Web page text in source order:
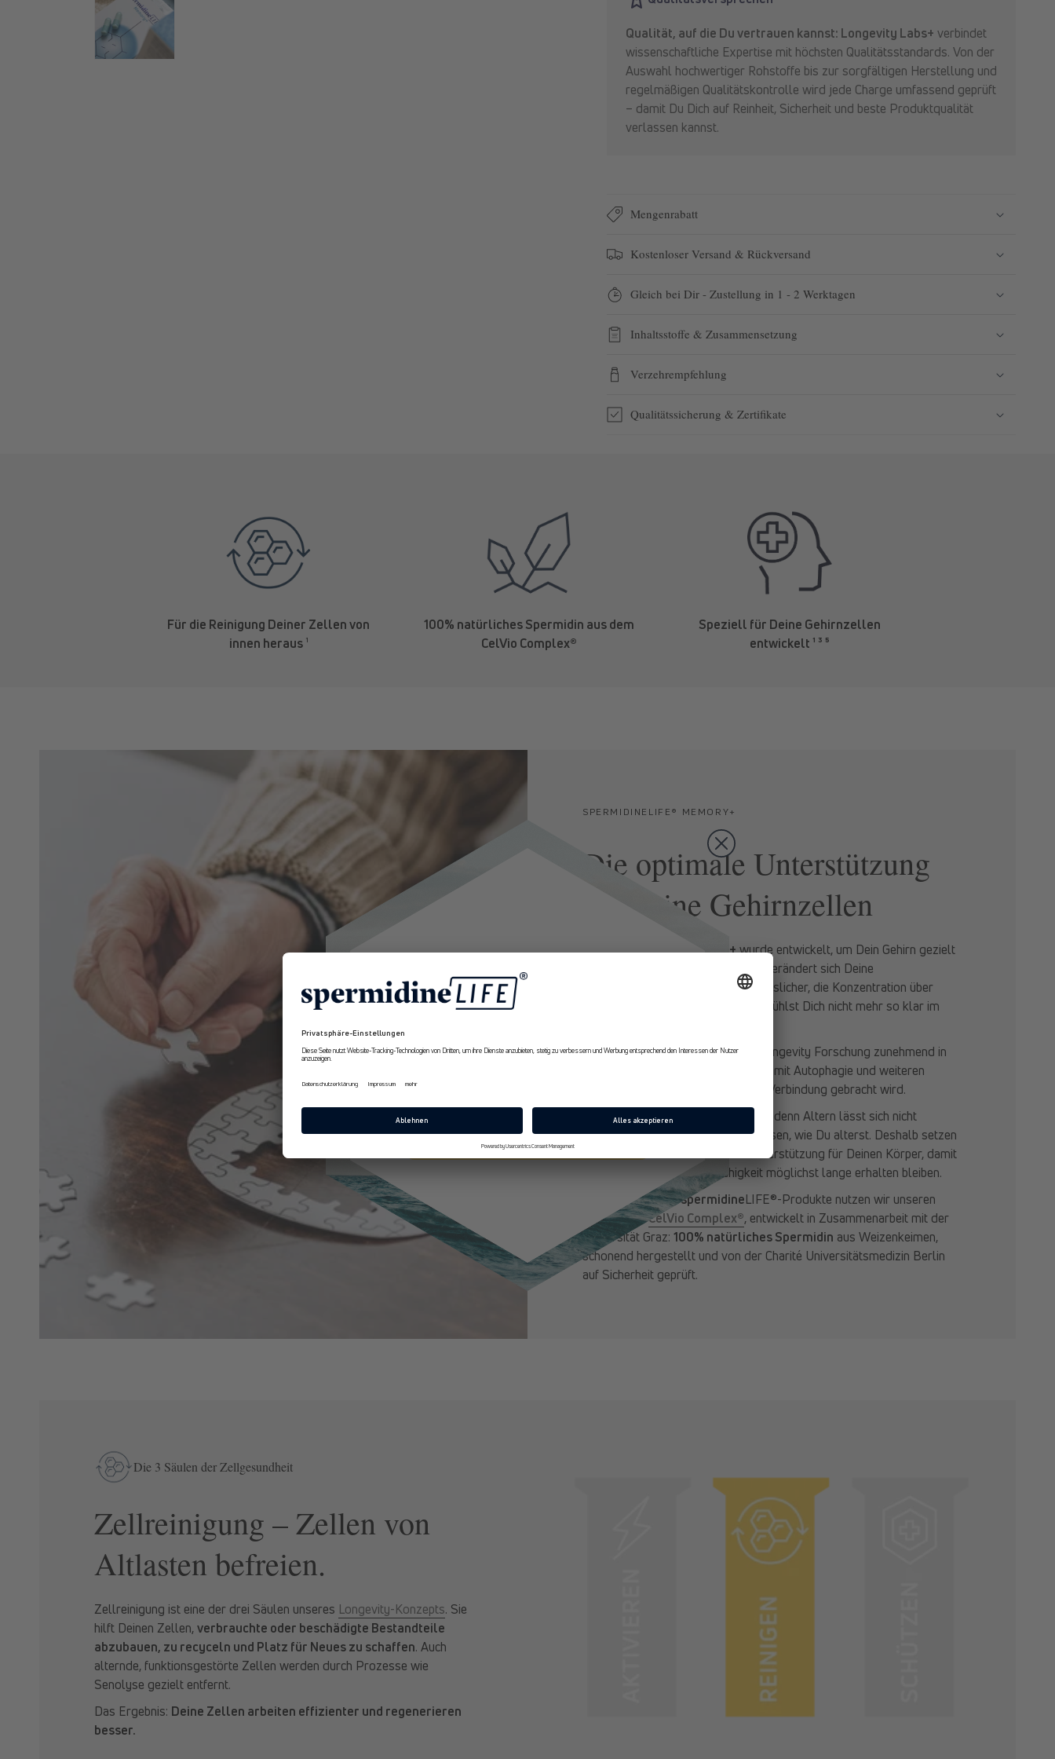
Qualität, auf die Du vertrauen kannst: Longevity Labs+ verbindet
wissenschaftliche Expertise mit höchsten Qualitätsstandards. Von der
Auswahl hochwertiger Rohstoffe bis zur sorgfältigen Herstellung und
regelmäßigen Qualitätskontrolle wird jede Charge umfassend geprüft
– damit Du Dich auf Reinheit, Sicherheit und beste Produktqualität
verlassen kannst.
Mengenrabatt
Kostenloser Versand & Rückversand
Gleich bei Dir - Zustellung in 1 - 2 Werktagen
Inhaltsstoffe & Zusammensetzung
Verzehrempfehlung
Qualitätssicherung & Zertifikate
Für die Reinigung Deiner Zellen von
innen heraus¹
100% natürliches Spermidin aus dem
CelVio Complex®
Speziell für Deine Gehirnzellen
entwickelt ¹ ³ ⁵
SPERMIDINELIFE® MEMORY+
Die optimale Unterstützung
für Deine Gehirnzellen
spermidineLIFE®Memory+wurde entwickelt, um Dein Gehirn gezielt
zu unterstützen. Denn mit der Zeit verändert sich Deine
Gedächtnisleistung: Du wirst vergesslicher, die Konzentration über
längere Zeit fällt schwerer und Du fühlst Dich nicht mehr so klar im
Spermidin rückt in der modernen Longevity Forschung zunehmend in
den Fokus, weil es in vielen Studien mit Autophagie und weiteren
Mechanismen gesunden Alterns in Verbindung gebracht wird.
Dabei geht es nicht um „Anti-Aging“, denn Altern lässt sich nicht
aufhalten. Aber Du kannst beeinflussen, wie Du alterst. Deshalb setzen
wir auf „Smart Aging“: gezielte Unterstützung für Deinen Körper, damit
Gesundheit und Leistungsfähigkeit möglichst lange erhalten bleiben.
Als Basis unsererspermidineLIFE®-Produkte nutzen wir unseren
patentiertenCelVio Complex®, entwickelt in Zusammenarbeit mit der
Universität Graz: 100% natürliches Spermidin aus Weizenkeimen,
schonend hergestellt und von der Charité Universitätsmedizin Berlin
auf Sicherheit geprüft.
Die 3 Säulen der Zellgesundheit
Zellreinigung – Zellen von
Altlasten befreien.
Zellreinigung ist eine der drei Säulen unseres Longevity-Konzepts. Sie
hilft Deinen Zellen,verbrauchte oder beschädigte Bestandteile
abzubauen, zu recyceln und Platz für Neues zu schaffen. Auch
alternde, funktionsgestörte Zellen werden durch Prozesse wie
Senolyse gezielt entfernt.
Das Ergebnis: Deine Zellen arbeiten effizienter und regenerieren
besser.
10% Rabatt
Erhalte ab sofort
Jetzt 10% Rabatt sichern